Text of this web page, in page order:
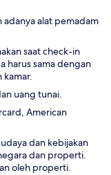
alat pemadam
saat check-in
harus sama dengan
kamar.
uang tunai.
American
dan kebijakan
dan properti.
oleh properti.